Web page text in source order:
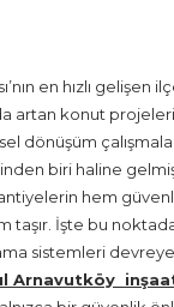
en hızlı gelişen
artan konut
dönüşüm
biri haline
hem
taşır. İşte bu
sistemleri
Arnavutköy